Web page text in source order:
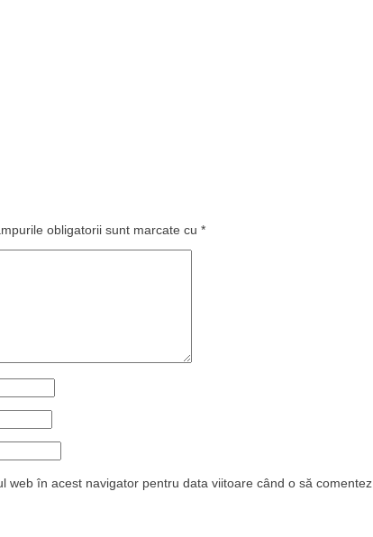
obligatorii sunt marcate cu *
web în acest navigator pentru data viitoare când o să comentez.